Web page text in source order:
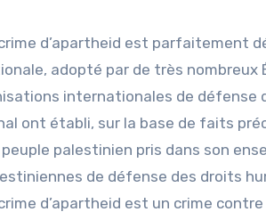
d’apartheid est parfaitement
adopté par de très
internationales de défense
ont établi, sur la base de faits
peuple palestinien pris dans son
de défense des droits
d’apartheid est un crime